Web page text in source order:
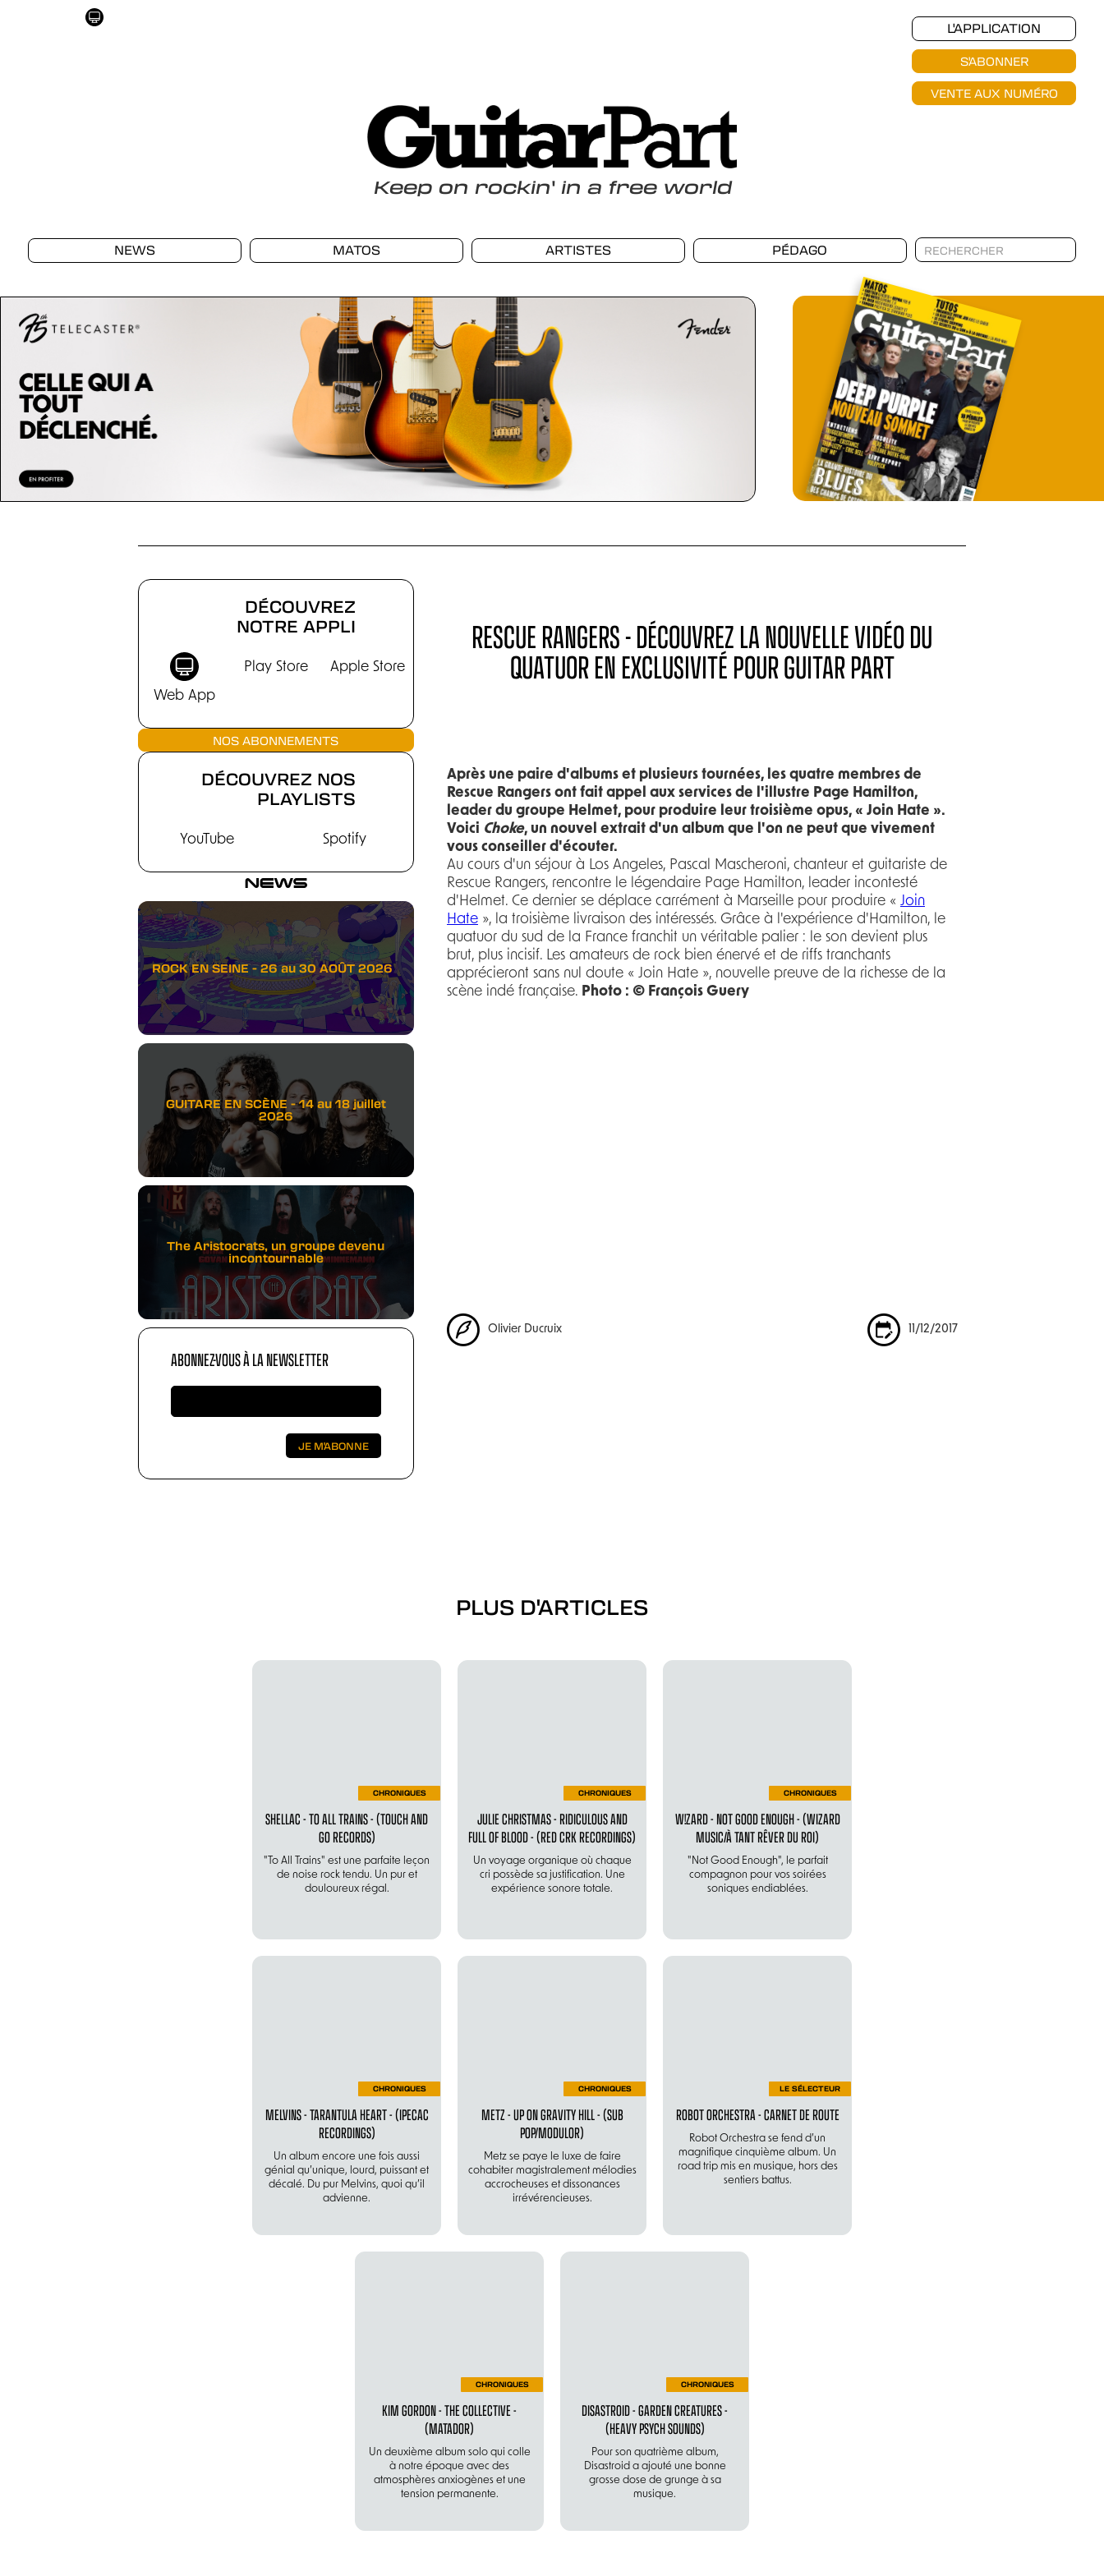
L'APPLICATION
S'ABONNER
VENTE AUX NUMÉRO
Keepon rockin' in a free world
NEWS MATOS ARTISTES PÉDAGO
DÉCOUVREZ
NOTRE APPLI
Web App
Play Store Apple Store
NOS ABONNEMENTS
DÉCOUVREZ NOS
PLAYLISTS
YouTube Spotify
NEWS
ROCK EN SEINE - 26 au 30 AOÛT 2026
GUITARE EN SCÈNE - 14 au 18 juillet
2026
The Aristocrats, un groupe devenu
incontournable
ABONNEZ-VOUS À LA NEWSLETTER
RESCUE RANGERS - DÉCOUVREZ LA NOUVELLE VIDÉO DU
QUATUOR EN EXCLUSIVITÉ POUR GUITAR PART
Après une paire d'albums et plusieurs tournées, les quatre membres de
Rescue Rangers ont fait appel aux services de l'illustre Page Hamilton,
leader du groupe Helmet, pour produire leur troisième opus, « Join Hate ».
Voici Choke, un nouvel extrait d'un album que l'on ne peut que vivement
vous conseiller d'écouter.
Au cours d'un séjour à Los Angeles, Pascal Mascheroni, chanteur et guitariste de
Rescue Rangers, rencontre le légendaire Page Hamilton, leader incontesté
d'Helmet. Ce dernier se déplace carrément à Marseille pour produire « Join
Hate», la troisième livraison des intéressés. Grâce à l'expérience d'Hamilton, le
quatuor du sud de la France franchit un véritable palier : le son devient plus
brut, plus incisif. Les amateurs de rock bien énervé et de riffs tranchants
apprécieront sans nul doute « Join Hate », nouvelle preuve de la richesse de la
scène indé française. Photo : © François Guery
Olivier Ducruix 11/12/2017
PLUS D'ARTICLES
CHRONIQUES
SHELLAC - TO ALL TRAINS - (TOUCH AND
GO RECORDS)
"To All Trains" est une parfaite leçon
de noise rock tendu. Un pur et
douloureux régal.
CHRONIQUES
JULIE CHRISTMAS - RIDICULOUS AND
FULL OF BLOOD - (RED CRK RECORDINGS)
Un voyage organique où chaque
cri possède sa justification. Une
expérience sonore totale.
CHRONIQUES
W!ZARD - NOT GOOD ENOUGH - (WIZARD
MUSIC/À TANT RÊVER DU ROI)
"Not Good Enough", le parfait
compagnon pour vos soirées
soniques endiablées.
CHRONIQUES
MELVINS - TARANTULA HEART - (IPECAC
RECORDINGS)
Un album encore une fois aussi
génial qu’unique, lourd, puissant et
décalé. Du pur Melvins, quoi qu’il
advienne.
CHRONIQUES
METZ - UP ON GRAVITY HILL - (SUB
POP/MODULOR)
Metz se paye le luxe de faire
cohabiter magistralement mélodies
accrocheuses et dissonances
irrévérencieuses.
LE SÉLECTEUR
ROBOT ORCHESTRA - CARNET DE ROUTE
Robot Orchestra se fend d’un
magnifique cinquième album. Un
road trip mis en musique, hors des
sentiers battus.
CHRONIQUES
KIM GORDON - THE COLLECTIVE -
(MATADOR)
Un deuxième album solo qui colle
à notre époque avec des
atmosphères anxiogènes et une
tension permanente.
CHRONIQUES
DISASTROID - GARDEN CREATURES -
(HEAVY PSYCH SOUNDS)
Pour son quatrième album,
Disastroid a ajouté une bonne
grosse dose de grunge à sa
musique.